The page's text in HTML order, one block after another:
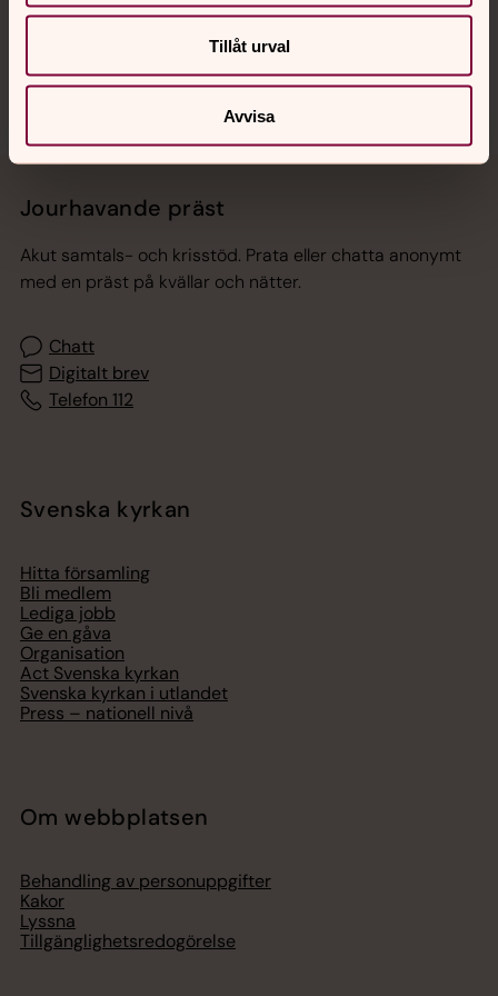
Tillåt urval
Avvisa
Jourhavande präst
Akut samtals- och krisstöd. Prata eller chatta anonymt
med en präst på kvällar och nätter.
Chatt
Digitalt brev
Telefon 112
Svenska kyrkan
Hitta församling
Bli medlem
Lediga jobb
Ge en gåva
Organisation
Act Svenska kyrkan
Svenska kyrkan i utlandet
Press – nationell nivå
Om webbplatsen
Behandling av personuppgifter
Kakor
Lyssna
Tillgänglighetsredogörelse